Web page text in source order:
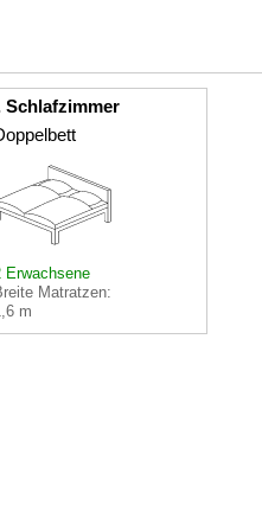
Schlafzimmer
Erwachsene
Matratzen:
m